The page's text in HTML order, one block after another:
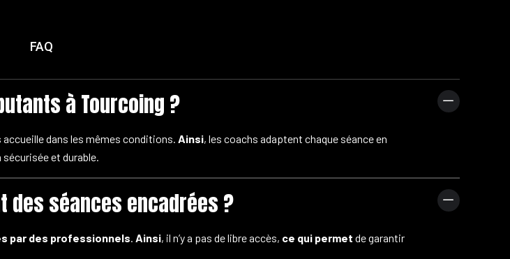
FAQ
à Tourcoing ?
dans les mêmes conditions. Ainsi, les coachs adaptent chaque séance en
et durable.
des séances encadrées ?
par des professionnels. Ainsi, il n’y a pas de libre accès, ce qui permet de garantir